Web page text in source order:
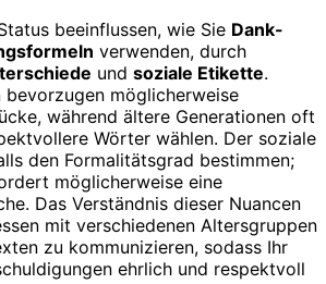
beeinflussen, wie Sie Dank-
verwenden, durch
und soziale Etikette.
bevorzugen möglicherweise
während ältere Generationen oft
Wörter wählen. Der soziale
den Formalitätsgrad bestimmen;
möglicherweise eine
Das Verständnis dieser Nuancen
mit verschiedenen Altersgruppen
zu kommunizieren, sodass Ihr
ehrlich und respektvoll